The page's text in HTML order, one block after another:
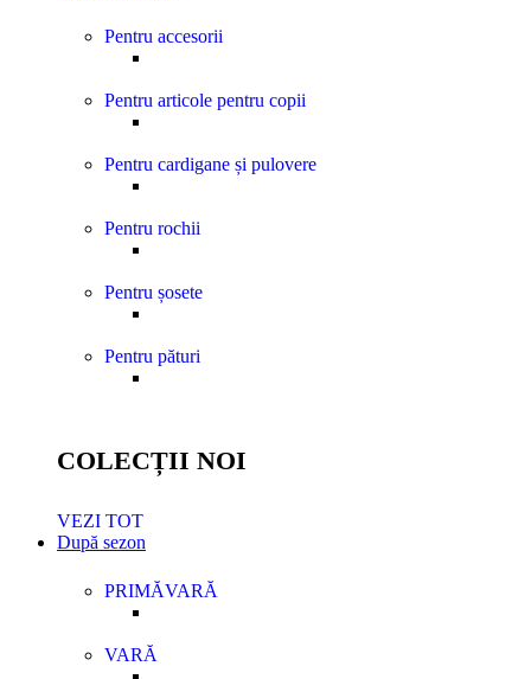
Pentru accesorii
Pentru articole pentru copii
Pentru cardigane și pulovere
Pentru rochii
Pentru șosete
Pentru pături
COLECȚII NOI
VEZI TOT
După sezon
PRIMĂVARĂ
VARĂ